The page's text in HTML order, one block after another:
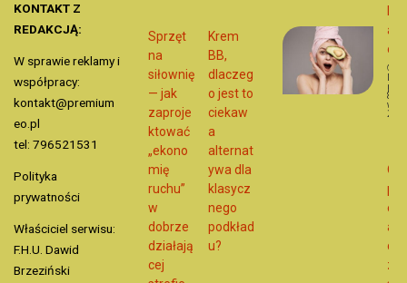
KONTAKT Z
REDAKCJĄ:
W sprawie reklamy i
współpracy:
kontakt@premium
eo.pl
tel: 796521531
Polityka
prywatności
Właściciel serwisu:
F.H.U. Dawid
Brzeziński
Sprzęt
na
siłownię
— jak
zaproje
ktować
„ekono
mię
ruchu”
w
dobrze
działają
cej
Krem
BB,
dlaczeg
o jest to
ciekaw
a
alternat
ywa dla
klasycz
nego
podkład
u?
o
8
Od
ej
do